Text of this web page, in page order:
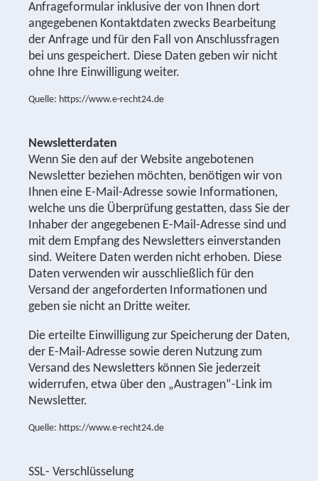
Anfrageformular inklusive der von Ihnen dort
angegebenen Kontaktdaten zwecks Bearbeitung
der Anfrage und für den Fall von Anschlussfragen
bei uns gespeichert. Diese Daten geben wir nicht
ohne Ihre Einwilligung weiter.
Quelle: https://www.e-recht24.de
Newsletterdaten
Wenn Sie den auf der Website angebotenen
Newsletter beziehen möchten, benötigen wir von
Ihnen eine E-Mail-Adresse sowie Informationen,
welche uns die Überprüfung gestatten, dass Sie der
Inhaber der angegebenen E-Mail-Adresse sind und
mit dem Empfang des Newsletters einverstanden
sind. Weitere Daten werden nicht erhoben. Diese
Daten verwenden wir ausschließlich für den
Versand der angeforderten Informationen und
geben sie nicht an Dritte weiter.
Die erteilte Einwilligung zur Speicherung der Daten,
der E-Mail-Adresse sowie deren Nutzung zum
Versand des Newsletters können Sie jederzeit
widerrufen, etwa über den „Austragen“-Link im
Newsletter.
Quelle: https://www.e-recht24.de
SSL- Verschlüsselung